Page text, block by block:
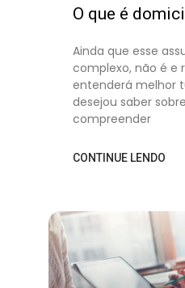
O que é
Ainda que esse
complexo, não é e
entenderá melhor
desejou saber
compreender
CONTINUE LENDO